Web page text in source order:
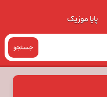
پایا موزیک
جستجو